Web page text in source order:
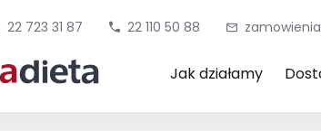
22 723 31 87 22 110 50 88
Jak działamy